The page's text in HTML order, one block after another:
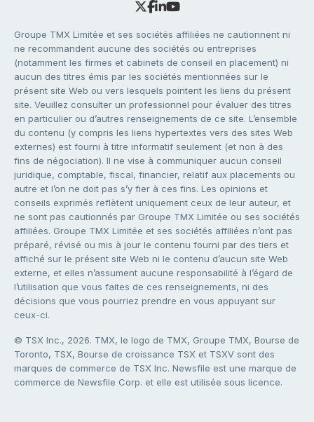
Groupe TMX Limitée et ses sociétés affiliées ne cautionnent ni
ne recommandent aucune des sociétés ou entreprises
(notamment les firmes et cabinets de conseil en placement) ni
aucun des titres émis par les sociétés mentionnées sur le
présent site Web ou vers lesquels pointent les liens du présent
site. Veuillez consulter un professionnel pour évaluer des titres
en particulier ou d’autres renseignements de ce site. L’ensemble
du contenu (y compris les liens hypertextes vers des sites Web
externes) est fourni à titre informatif seulement (et non à des
fins de négociation). Il ne vise à communiquer aucun conseil
juridique, comptable, fiscal, financier, relatif aux placements ou
autre et l’on ne doit pas s’y fier à ces fins. Les opinions et
conseils exprimés reflètent uniquement ceux de leur auteur, et
ne sont pas cautionnés par Groupe TMX Limitée ou ses sociétés
affiliées. Groupe TMX Limitée et ses sociétés affiliées n’ont pas
préparé, révisé ou mis à jour le contenu fourni par des tiers et
affiché sur le présent site Web ni le contenu d’aucun site Web
externe, et elles n’assument aucune responsabilité à l’égard de
l’utilisation que vous faites de ces renseignements, ni des
décisions que vous pourriez prendre en vous appuyant sur
ceux-ci.
© TSX Inc., 2026. TMX, le logo de TMX, Groupe TMX, Bourse de
Toronto, TSX, Bourse de croissance TSX et TSXV sont des
marques de commerce de TSX Inc. Newsfile est une marque de
commerce de Newsfile Corp. et elle est utilisée sous licence.